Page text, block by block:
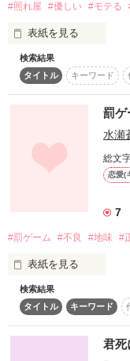
総長  神倉 了雅 （じ
「 あの時で引くなん
やたら恵里に声をか
芸能人とオタク女子の
#照れ屋 #優しい #モテる
表紙を見る
「柚……かわいい。照
「柚大好き……」
「……………」
検索結果
タイトル
キーワード
罰ゲ
水瀬
総文
恋愛(
7
#罰ゲーム #不良 #地味 #
表紙を見る
「なぁ、俺と付き合わ
学校一地味な女の子
検索結果
タイトル
キーワード
君死